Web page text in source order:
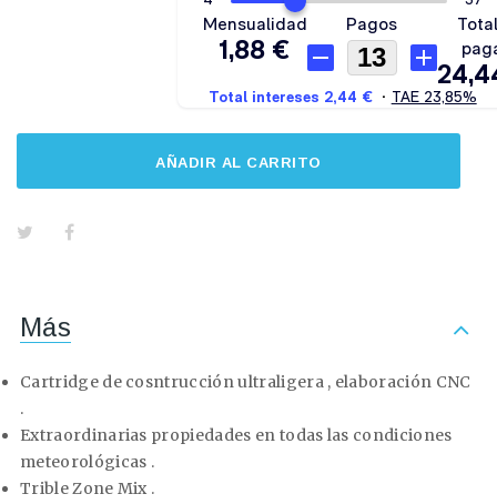
AÑADIR AL CARRITO
Más
Cartridge de cosntrucción ultraligera , elaboración CNC
.
Extraordinarias propiedades en todas las condiciones
meteorológicas .
Trible Zone Mix .